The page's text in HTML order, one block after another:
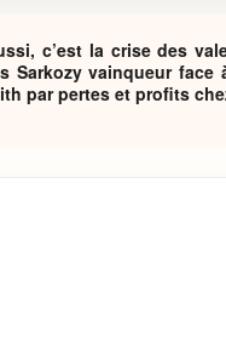
c’est la crise des
Sarkozy vainqueur
par pertes et profits